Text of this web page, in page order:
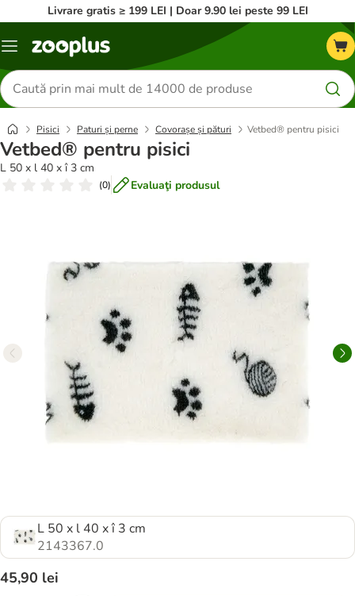
Livrare gratis ≥ 199 LEI | Doar 9.90 lei peste 99 LEI
Categorii
Căutare
produse
Pisici Paturi și perne Covorașe și pături Vetbed® pentru pisici
Vetbed® pentru pisici
L 50 x l 40 x î 3 cm
(0) Evaluaţi produsul
L 50 x l 40 x î 3 cm
2143367.0
45,90 lei